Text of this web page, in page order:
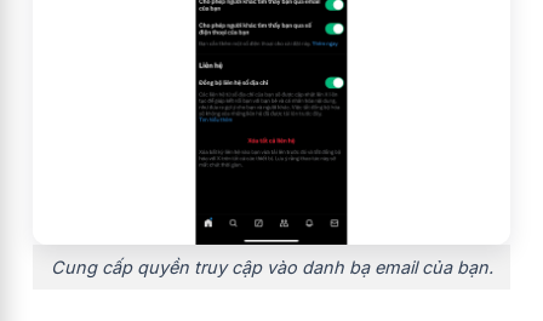
Cung cấp quyền truy cập vào danh bạ email của bạn.